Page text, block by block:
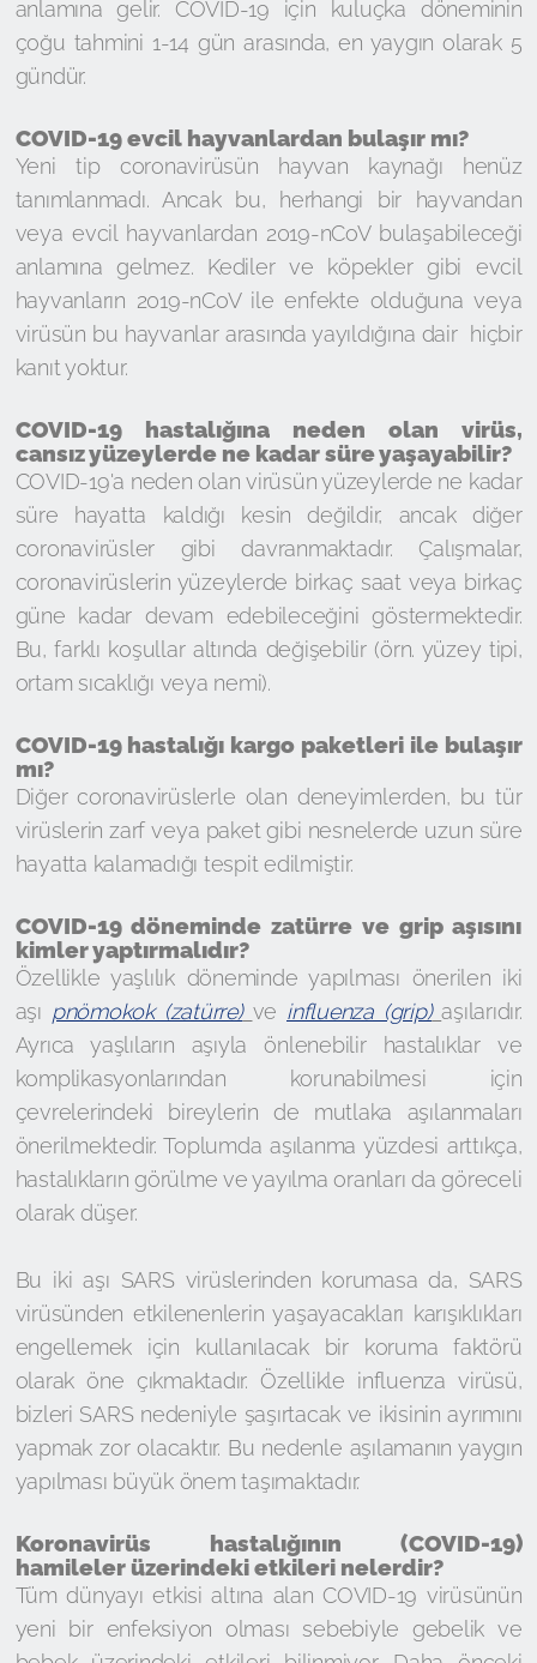
anlamına gelir. COVID-19 için kuluçka döneminin
çoğu tahmini 1-14 gün arasında, en yaygın olarak 5
gündür.
COVID-19 evcil hayvanlardan bulaşır mı?
Yeni tip coronavirüsün hayvan kaynağı henüz
tanımlanmadı. Ancak bu, herhangi bir hayvandan
veya evcil hayvanlardan 2019-nCoV bulaşabileceği
anlamına gelmez. Kediler ve köpekler gibi evcil
hayvanların 2019-nCoV ile enfekte olduğuna veya
virüsün bu hayvanlar arasında yayıldığına dair hiçbir
kanıt yoktur.
COVID-19 hastalığına neden olan virüs,
cansız yüzeylerde ne kadar süre yaşayabilir?
COVID-19'a neden olan virüsün yüzeylerde ne kadar
süre hayatta kaldığı kesin değildir, ancak diğer
coronavirüsler gibi davranmaktadır. Çalışmalar,
coronavirüslerin yüzeylerde birkaç saat veya birkaç
güne kadar devam edebileceğini göstermektedir.
Bu, farklı koşullar altında değişebilir (örn. yüzey tipi,
ortam sıcaklığı veya nemi).
COVID-19 hastalığı kargo paketleri ile bulaşır
mı?
Diğer coronavirüslerle olan deneyimlerden, bu tür
virüslerin zarf veya paket gibi nesnelerde uzun süre
hayatta kalamadığı tespit edilmiştir.
COVID-19 döneminde zatürre ve grip aşısını
kimler yaptırmalıdır?
Özellikle yaşlılık döneminde yapılması önerilen iki
aşı pnömokok (zatürre) ve influenza (grip) aşılarıdır.
Ayrıca yaşlıların aşıyla önlenebilir hastalıklar ve
komplikasyonlarından korunabilmesi için
çevrelerindeki bireylerin de mutlaka aşılanmaları
önerilmektedir. Toplumda aşılanma yüzdesi arttıkça,
hastalıkların görülme ve yayılma oranları da göreceli
olarak düşer.
Bu iki aşı SARS virüslerinden korumasa da, SARS
virüsünden etkilenenlerin yaşayacakları karışıklıkları
engellemek için kullanılacak bir koruma faktörü
olarak öne çıkmaktadır. Özellikle influenza virüsü,
bizleri SARS nedeniyle şaşırtacak ve ikisinin ayrımını
yapmak zor olacaktır. Bu nedenle aşılamanın yaygın
yapılması büyük önem taşımaktadır.
Koronavirüs hastalığının (COVID-19)
hamileler üzerindeki etkileri nelerdir?
Tüm dünyayı etkisi altına alan COVID-19 virüsünün
yeni bir enfeksiyon olması sebebiyle gebelik ve